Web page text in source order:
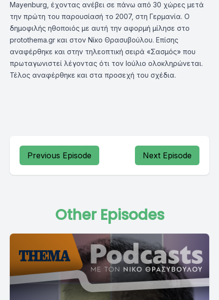
Mayenburg, έχοντας ανέβει σε πάνω από 30 χώρες μετά
την πρώτη του παρουσίασή το 2007, στη Γερμανία. Ο
δημοφιλής ηθοποιός με αυτή την αφορμή μίλησε στο
protothema.gr και στον Νίκο Θρασυβούλου. Επίσης
αναφέρθηκε και στην τηλεοπτική σειρά «Σασμός» που
πρωταγωνιστεί λέγοντας ότι τον Ιούλιο ολοκληρώνεται.
Τέλος αναφέρθηκε και στα προσεχή του σχέδια.
Previous Episode Next Episode
Other Episodes